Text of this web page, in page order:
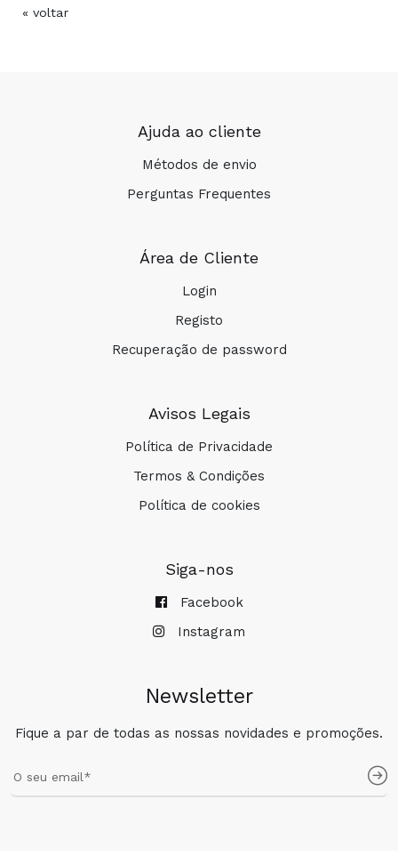
« voltar
Ajuda ao cliente
Métodos de envio
Perguntas Frequentes
Área de Cliente
Login
Registo
Recuperação de password
Avisos Legais
Política de Privacidade
Termos & Condições
Política de cookies
Siga-nos
Facebook
Instagram
Newsletter
Fique a par de todas as nossas novidades e promoções.